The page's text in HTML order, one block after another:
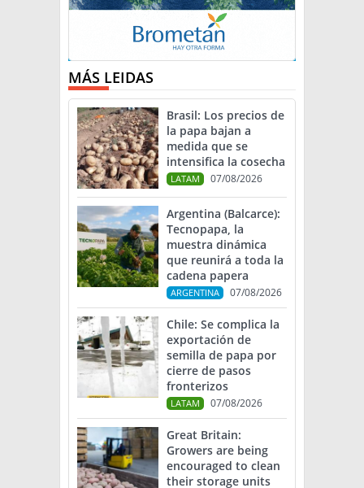
MÁS LEIDAS
Brasil: Los precios de
la papa bajan a
medida que se
intensifica la cosecha
LATAM 07/08/2026
Argentina (Balcarce):
Tecnopapa, la
muestra dinámica
que reunirá a toda la
cadena papera
ARGENTINA 07/08/2026
Chile: Se complica la
exportación de
semilla de papa por
cierre de pasos
fronterizos
LATAM 07/08/2026
Great Britain:
Growers are being
encouraged to clean
their storage units